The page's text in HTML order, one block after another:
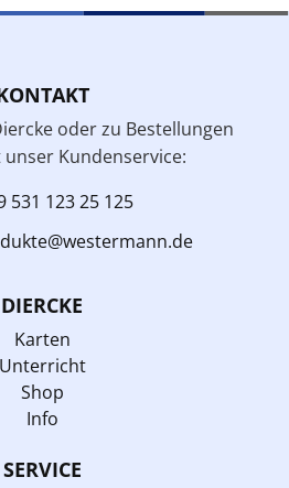
oder zu Bestellungen
Kundenservice:
531 123 25 125
DIERCKE
Karten
Unterricht
Shop
Info
SERVICE